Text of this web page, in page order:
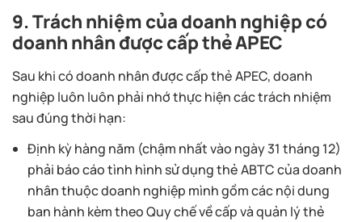
9. Trách nhiệm của doanh nghiệp có
doanh nhân được cấp thẻ APEC
Sau khi có doanh nhân được cấp thẻ APEC, doanh
nghiệp luôn luôn phải nhớ thực hiện các trách nhiệm
sau đúng thời hạn:
Định kỳ hàng năm (chậm nhất vào ngày 31 tháng 12)
phải báo cáo tình hình sử dụng thẻ ABTC của doanh
nhân thuộc doanh nghiệp mình gồm các nội dung
ban hành kèm theo Quy chế về cấp và quản lý thẻ